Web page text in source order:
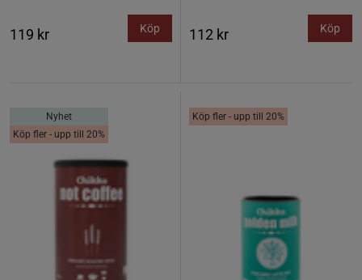
119 kr Köp 112 kr Köp
Nyhet
Köp fler - upp till 20%
Köp fler - upp till 20%